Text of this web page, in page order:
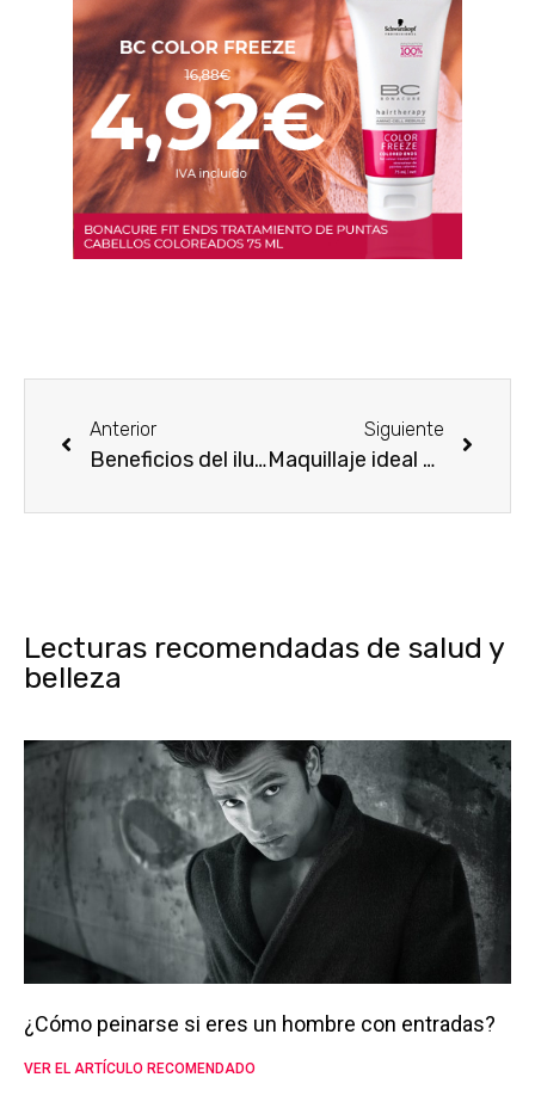
Anterior
Beneficios del iluminador de tez Touche Éclat
Siguiente
Maquillaje ideal para una mujer actual
Lecturas recomendadas de salud y
belleza
¿Cómo peinarse si eres un hombre con entradas?
VER EL ARTÍCULO RECOMENDADO